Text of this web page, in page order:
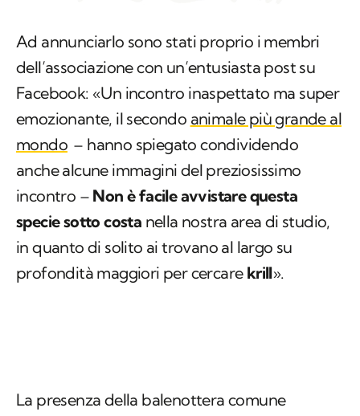
Ad annunciarlo sono stati proprio i membri
dell’associazione con un’entusiasta post su
Facebook: «Un incontro inaspettato ma super
emozionante, il secondo animale più grande al
mondo – hanno spiegato condividendo
anche alcune immagini del preziosissimo
incontro – Non è facile avvistare questa
specie sotto costa nella nostra area di studio,
in quanto di solito ai trovano al largo su
profondità maggiori per cercare krill».
La presenza della balenottera comune